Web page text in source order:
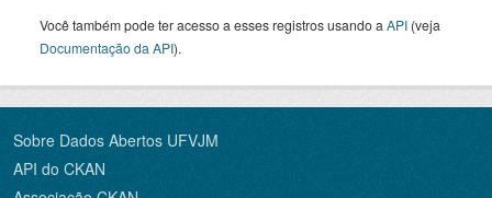
Você também pode ter acesso a esses registros usando a API (veja
Documentação da API).
Sobre Dados Abertos UFVJM
API do CKAN